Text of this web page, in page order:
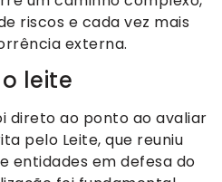
riscos e cada vez mais
externa.
leite
direto ao ponto ao avaliar
pelo Leite, que reuniu
entidades em defesa do